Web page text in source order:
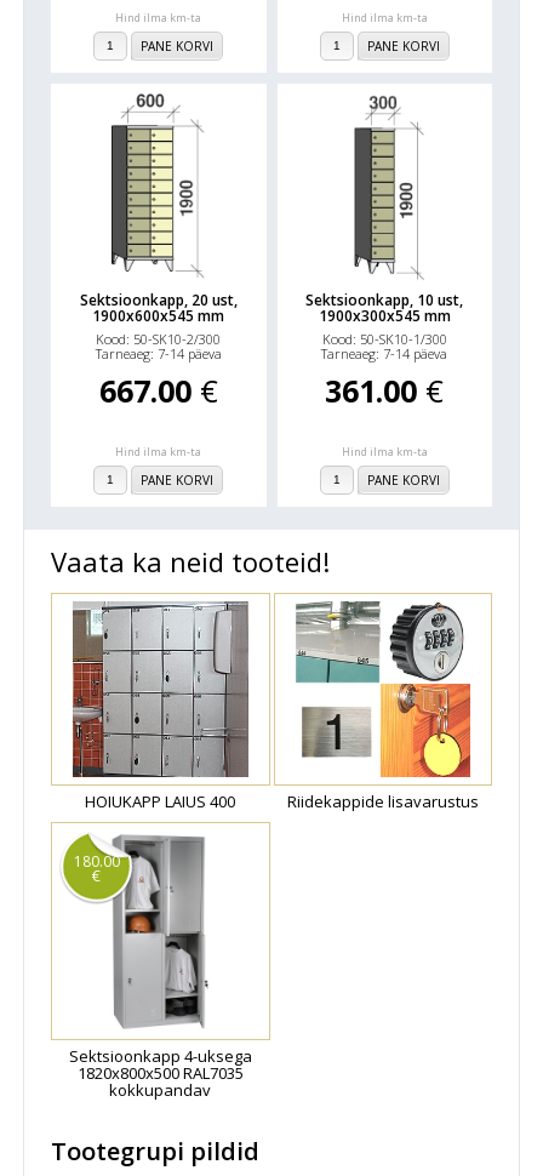
Hind ilma km-ta
PANE KORVI
Hind ilma km-ta
PANE KORVI
Sektsioonkapp, 20 ust,
1900x600x545 mm
Kood: 50-SK10-2/300
Tarneaeg: 7-14 päeva
667.00 €
Hind ilma km-ta
PANE KORVI
Sektsioonkapp, 10 ust,
1900x300x545 mm
Kood: 50-SK10-1/300
Tarneaeg: 7-14 päeva
361.00 €
Hind ilma km-ta
PANE KORVI
Vaata ka neid tooteid!
HOIUKAPP LAIUS 400 Riidekappide lisavarustus
180.00
€
Sektsioonkapp 4-uksega
1820x800x500 RAL7035
kokkupandav
Tootegrupi pildid